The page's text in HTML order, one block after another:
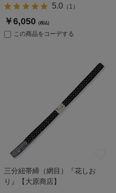
5.0（ 1 ）
￥6,050 (税込)
この商品をコーデする
三分紐帯締（網目）『花しお
り』【大原商店】